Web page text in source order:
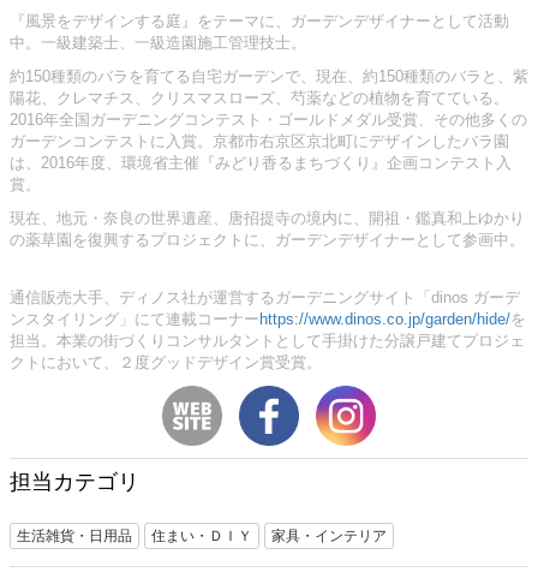
『風景をデザインする庭』をテーマに、ガーデンデザイナーとして活動
中。一級建築士、一級造園施工管理技士。
約150種類のバラを育てる自宅ガーデンで、現在、約150種類のバラと、紫
陽花、クレマチス、クリスマスローズ、芍薬などの植物を育てている。
2016年全国ガーデニングコンテスト・ゴールドメダル受賞、その他多くの
ガーデンコンテストに入賞。京都市右京区京北町にデザインしたバラ園
は、2016年度、環境省主催『みどり香るまちづくり』企画コンテスト入
賞。
現在、地元・奈良の世界遺産、唐招提寺の境内に、開祖・鑑真和上ゆかり
の薬草園を復興するプロジェクトに、ガーデンデザイナーとして参画中。
通信販売大手、ディノス社が運営するガーデニングサイト「dinos ガーデ
ンスタイリング」にて連載コーナー https://www.dinos.co.jp/garden/hide/を
担当。本業の街づくりコンサルタントとして手掛けた分譲戸建てプロジェ
クトにおいて、２度グッドデザイン賞受賞。
担当カテゴリ
生活雑貨・日用品 住まい・ＤＩＹ 家具・インテリア